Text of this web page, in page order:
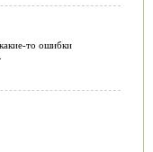
то ошибки